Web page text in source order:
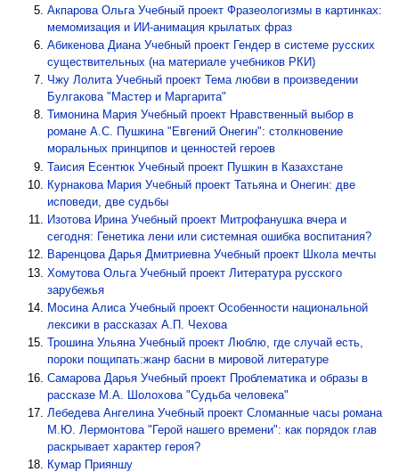
Акпарова Ольга Учебный проект Фразеологизмы в картинках:
мемомизация и ИИ-анимация крылатых фраз
Абикенова Диана Учебный проект Гендер в системе русских
существительных (на материале учебников РКИ)
Чжу Лолита Учебный проект Тема любви в произведении
Булгакова "Мастер и Маргарита"
Тимонина Мария Учебный проект Нравственный выбор в
романе А.С. Пушкина "Евгений Онегин": столкновение
моральных принципов и ценностей героев
Таисия Есентюк Учебный проект Пушкин в Казахстане
Курнакова МарияУчебный проект Татьяна и Онегин: две
исповеди, две судьбы
Изотова Ирина Учебный проект Митрофанушка вчера и
сегодня: Генетика лени или системная ошибка воспитания?
Варенцова Дарья Дмитриевна Учебный проект Школа мечты
Хомутова Ольга Учебный проект Литература русского
зарубежья
Мосина Алиса Учебный проект Особенности национальной
лексики в рассказах А.П. Чехова
Трошина Ульяна Учебный проект Люблю, где случай есть,
пороки пощипать:жанр басни в мировой литературе
Самарова Дарья Учебный проект Проблематика и образы в
рассказе М.А. Шолохова "Судьба человека"
Лебедева Ангелина Учебный проект Сломанные часы романа
М.Ю. Лермонтова "Герой нашего времени": как порядок глав
раскрывает характер героя?
Кумар Прияншу